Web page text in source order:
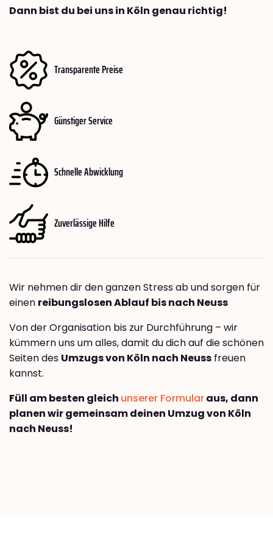
Dann bist du bei uns in Köln genau richtig!
Transparente Preise
Günstiger Service
Schnelle Abwicklung
Zuverlässige Hilfe
Wir nehmen dir den ganzen Stress ab und sorgen für
einen reibungslosen Ablauf bis nach Neuss
Von der Organisation bis zur Durchführung – wir
kümmern uns um alles, damit du dich auf die schönen
Seiten des Umzugs von Köln nach Neuss freuen
kannst.
Füll am besten gleich unserer Formularaus, dann
planen wir gemeinsam deinen Umzug von Köln
nach Neuss!